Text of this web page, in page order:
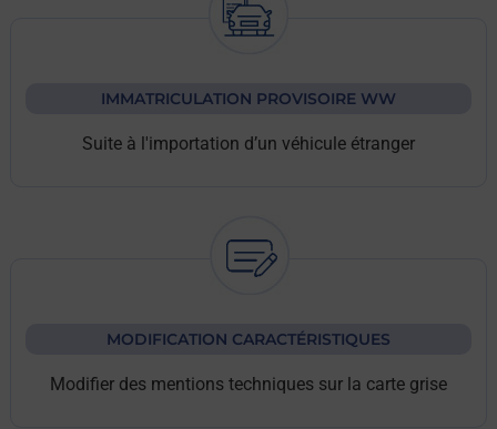
IMMATRICULATION PROVISOIRE WW
Suite à l'importation d’un véhicule étranger
MODIFICATION CARACTÉRISTIQUES
Modifier des mentions techniques sur la carte grise